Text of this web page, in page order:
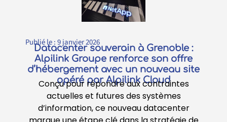
Publié le :9 janvier 2026
Datacenter souverain à Grenoble :
Alpilink Groupe renforce son offre
d’hébergement avec un nouveau site
opéré par Alpilink Cloud
Conçu pour répondre aux contraintes
actuelles et futures des systèmes
d’information, ce nouveau datacenter